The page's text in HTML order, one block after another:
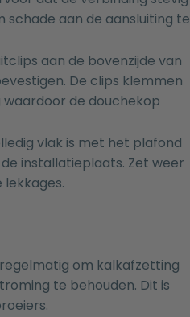
aan de aansluiting te
aan de bovenzijde van
De clips klemmen
de douchekop
vlak is met het plafond
installatieplaats. Zet weer
om kalkafzetting
te behouden. Dit is